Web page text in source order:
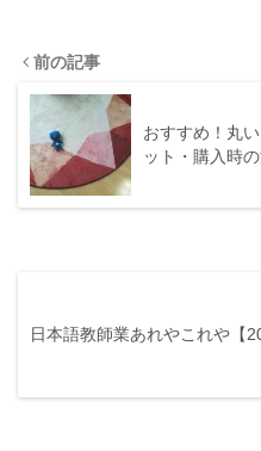
前の記事
おすすめ！丸
ット・購入時
日本語教師業あれやこれや【